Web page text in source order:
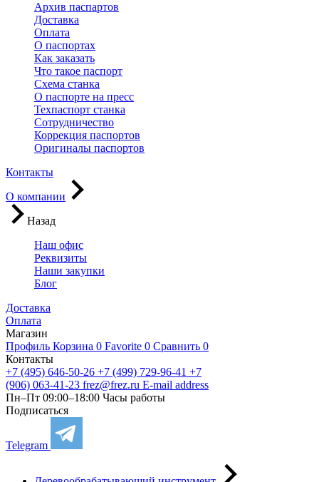
Архив паспартов
Доставка
Оплата
О паспортах
Как заказать
Что такое паспорт
Схема станка
О паспорте на пресс
Техпаспорт станка
Сотрудничество
Коррекция паспортов
Оригиналы паспортов
Контакты
О компании
Назад
Наш офис
Реквизиты
Наши закупки
Блог
Доставка
Оплата
Магазин
Профиль Корзина 0 Favorite 0 Сравнить 0
Контакты
+7 (495) 646-50-26 +7 (499) 729-96-41 +7
(906) 063-41-23 frez@frez.ru E-mail address
Пн–Пт 09:00–18:00 Часы работы
Подписаться
Telegram